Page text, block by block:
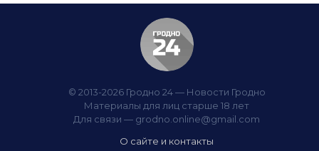
© 2013-2026 Гродно 24 — Новости Гродно
Материалы для лиц старше 18 лет
Для связи — grodno.online@gmail.com
О сайте и контакты